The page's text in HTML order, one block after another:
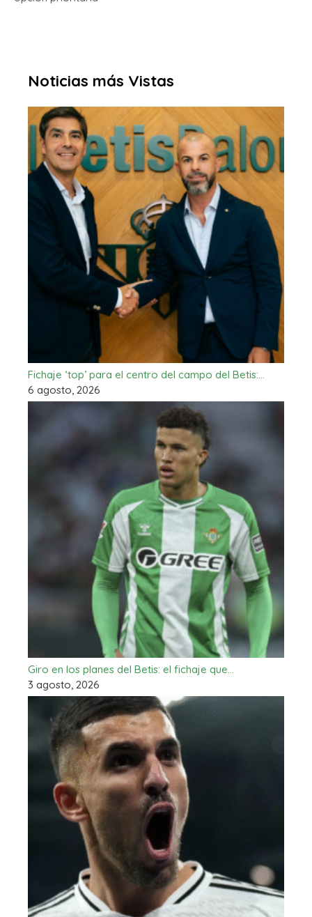
Noticias más Vistas
Fichaje ‘top’ para el centro del campo del Betis:…
6 agosto, 2026
Giro en los planes del Betis: el fichaje que…
3 agosto, 2026